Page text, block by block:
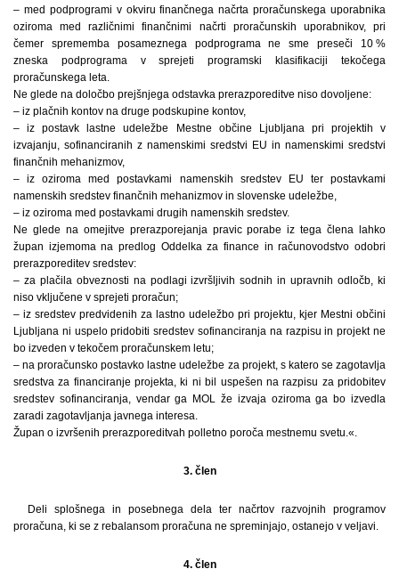
– med podprogrami v okviru finančnega načrta proračunskega uporabnika
oziroma med različnimi finančnimi načrti proračunskih uporabnikov, pri
čemer sprememba posameznega podprograma ne sme preseči 10 %
zneska podprograma v sprejeti programski klasifikaciji tekočega
proračunskega leta.
Ne glede na določbo prejšnjega odstavka prerazporeditve niso dovoljene:
– iz plačnih kontov na druge podskupine kontov,
– iz postavk lastne udeležbe Mestne občine Ljubljana pri projektih v
izvajanju, sofinanciranih z namenskimi sredstvi EU in namenskimi sredstvi
finančnih mehanizmov,
– iz oziroma med postavkami namenskih sredstev EU ter postavkami
namenskih sredstev finančnih mehanizmov in slovenske udeležbe,
– iz oziroma med postavkami drugih namenskih sredstev.
Ne glede na omejitve prerazporejanja pravic porabe iz tega člena lahko
župan izjemoma na predlog Oddelka za finance in računovodstvo odobri
prerazporeditev sredstev:
– za plačila obveznosti na podlagi izvršljivih sodnih in upravnih odločb, ki
niso vključene v sprejeti proračun;
– iz sredstev predvidenih za lastno udeležbo pri projektu, kjer Mestni občini
Ljubljana ni uspelo pridobiti sredstev sofinanciranja na razpisu in projekt ne
bo izveden v tekočem proračunskem letu;
– na proračunsko postavko lastne udeležbe za projekt, s katero se zagotavlja
sredstva za financiranje projekta, ki ni bil uspešen na razpisu za pridobitev
sredstev sofinanciranja, vendar ga MOL že izvaja oziroma ga bo izvedla
zaradi zagotavljanja javnega interesa.
Župan o izvršenih prerazporeditvah polletno poroča mestnemu svetu.«.
3. člen
Deli splošnega in posebnega dela ter načrtov razvojnih programov
proračuna, ki se z rebalansom proračuna ne spreminjajo, ostanejo v veljavi.
4. člen